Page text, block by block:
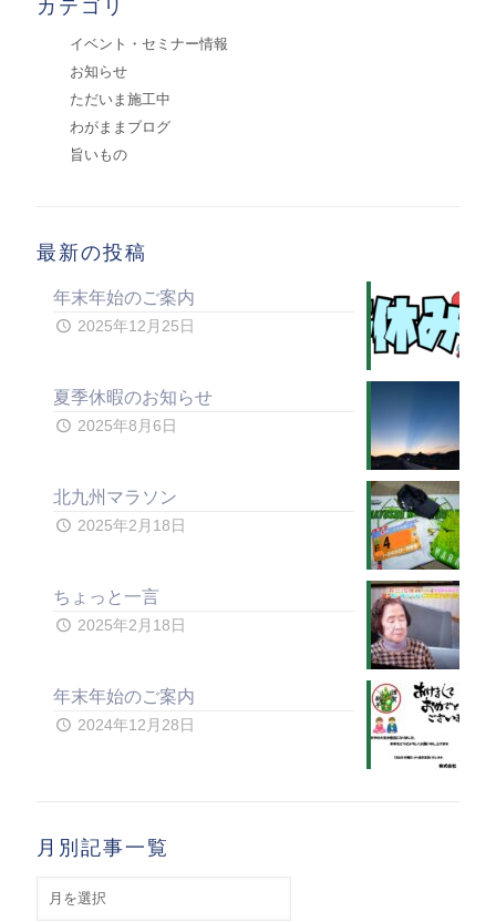
カテゴリ
イベント・セミナー情報
お知らせ
ただいま施工中
わがままブログ
旨いもの
最新の投稿
年末年始のご案内
2025年12月25日
夏季休暇のお知らせ
2025年8月6日
北九州マラソン
2025年2月18日
ちょっと一言
2025年2月18日
年末年始のご案内
2024年12月28日
月別記事一覧